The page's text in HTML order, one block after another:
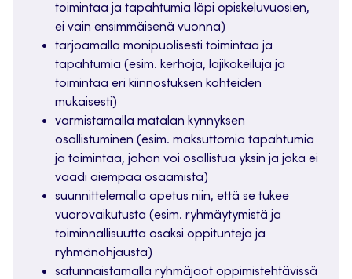
toimintaa ja tapahtumia läpi opiskeluvuosien,
ei vain ensimmäisenä vuonna)
tarjoamalla monipuolisesti toimintaa ja
tapahtumia (esim. kerhoja, lajikokeiluja ja
toimintaa eri kiinnostuksen kohteiden
mukaisesti)
varmistamalla matalan kynnyksen
osallistuminen (esim. maksuttomia tapahtumia
ja toimintaa, johon voi osallistua yksin ja joka ei
vaadi aiempaa osaamista)
suunnittelemalla opetus niin, että se tukee
vuorovaikutusta (esim. ryhmäytymistä ja
toiminnallisuutta osaksi oppitunteja ja
ryhmänohjausta)
satunnaistamalla ryhmäjaot oppimistehtävissä